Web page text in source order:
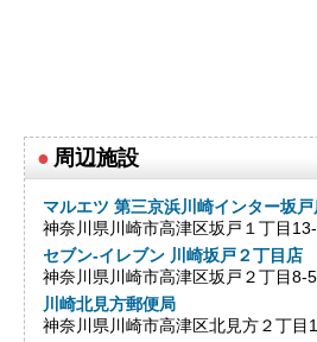
● 周辺施設
マルエツ 第三京浜川崎インター坂戸
神奈川県川崎市高津区坂戸１丁目
セブン-イレブン 川崎坂戸２丁目店
神奈川県川崎市高津区坂戸２丁目8-
川崎北見方郵便局
神奈川県川崎市高津区北見方２丁目